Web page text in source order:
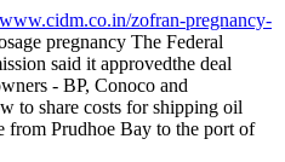
zofran-pregnancy-
pregnancy The Federal
said it approvedthe deal
- BP, Conoco and
to share costs for shipping oil
from Prudhoe Bay to the port of